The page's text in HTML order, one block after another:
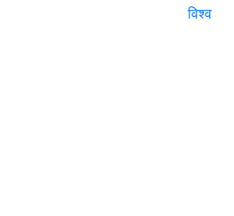
विश्व